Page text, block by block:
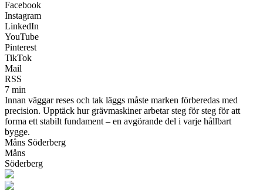
Facebook
Instagram
LinkedIn
YouTube
Pinterest
TikTok
Mail
RSS
7 min
Innan väggar reses och tak läggs måste marken förberedas med
precision. Upptäck hur grävmaskiner arbetar steg för steg för att
forma ett stabilt fundament – en avgörande del i varje hållbart
bygge.
Måns Söderberg
Måns
Söderberg